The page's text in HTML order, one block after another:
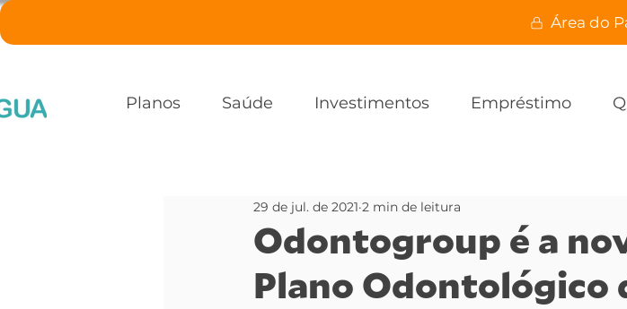
Área do
Planos Saúde Investimentos Empréstimo
Odontogroup é a
Plano Odontológico
29 de jul. de 2021 2 min de leitura